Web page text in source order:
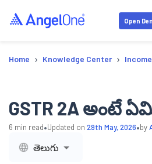
Open
Home › Knowledge Center ›
GSTR 2A అంటే
6 min read•Updated on 29th May, 2026•by
తెలుగు